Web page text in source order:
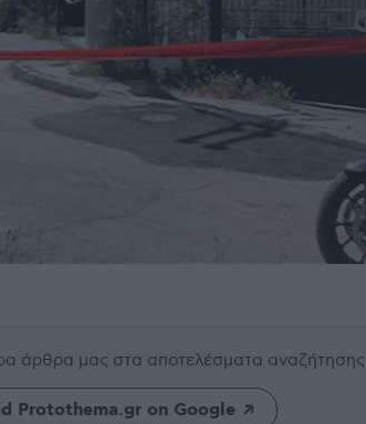
άρθρα μας στα αποτελέσματα αναζήτησης
Protothema.gr on Google